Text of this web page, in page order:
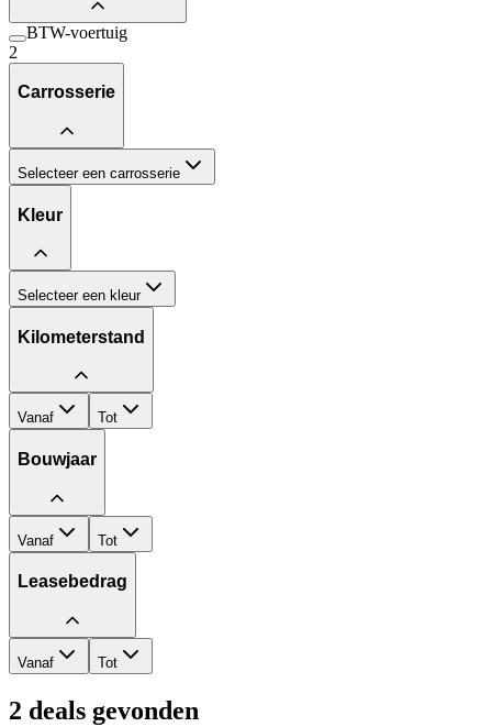
BTW-voertuig
2
Carrosserie
Selecteer een carrosserie
Kleur
Selecteer een kleur
Kilometerstand
Vanaf Tot
Bouwjaar
Vanaf Tot
Leasebedrag
Vanaf Tot
2 deals gevonden